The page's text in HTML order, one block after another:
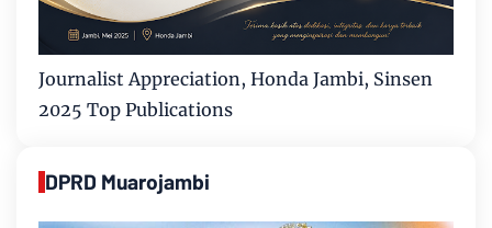
Journalist Appreciation, Honda Jambi, Sinsen
2025 Top Publications
DPRD Muarojambi